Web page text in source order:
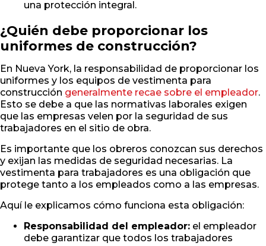
una protección integral.
¿Quién debe proporcionar los
uniformes de construcción?
En Nueva York, la responsabilidad de proporcionar los
uniformes y los equipos de vestimenta para
construcción generalmente recae sobre el empleador.
Esto se debe a que las normativas laborales exigen
que las empresas velen por la seguridad de sus
trabajadores en el sitio de obra.
Es importante que los obreros conozcan sus derechos
y exijan las medidas de seguridad necesarias. La
vestimenta para trabajadores es una obligación que
protege tanto a los empleados como a las empresas.
Aquí le explicamos cómo funciona esta obligación:
Responsabilidad del empleador: el empleador
debe garantizar que todos los trabajadores